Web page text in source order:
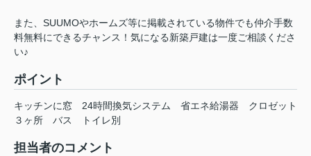
また、SUUMOやホームズ等に掲載されている物件でも仲介手数
料無料にできるチャンス！気になる新築戸建は一度ご相談くださ
い♪
ポイント
キッチンに窓 24時間換気システム 省エネ給湯器
クロゼット
３ヶ所
バス トイレ別
担当者のコメント